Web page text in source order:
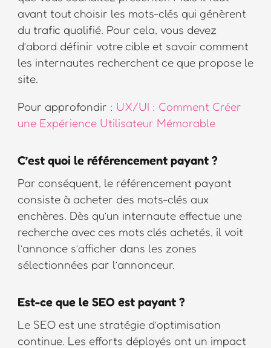
avant tout choisir les mots-clés qui génèrent
du trafic qualifié. Pour cela, vous devez
d’abord définir votre cible et savoir comment
les internautes recherchent ce que propose le
site.
Pour approfondir : UX/UI : Comment Créer
une Expérience Utilisateur Mémorable
C’est quoi le référencement payant ?
Par conséquent, le référencement payant
consiste à acheter des mots-clés aux
enchères. Dès qu’un internaute effectue une
recherche avec ces mots clés achetés, il voit
l’annonce s’afficher dans les zones
sélectionnées par l’annonceur.
Est-ce que le SEO est payant ?
Le SEO est une stratégie d’optimisation
continue. Les efforts déployés ont un impact